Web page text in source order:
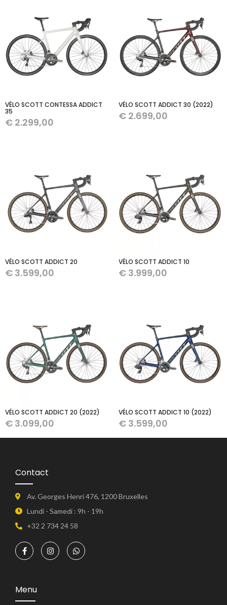
VÉLO SCOTT CONTESSA ADDICT
35
€ 2.299,00
VÉLO SCOTT ADDICT 30 (2022)
€ 2.699,00
VÉLO SCOTT ADDICT 20
€ 3.599,00
VÉLO SCOTT ADDICT 10
€ 3.999,00
VÉLO SCOTT ADDICT 20 (2022)
€ 3.099,00
VÉLO SCOTT ADDICT 10 (2022)
€ 3.599,00
Contact
Av. Georges Henri 476, 1200 Bruxelles
Lundi - Samedi : 9h - 19h
+32 2 734 24 58
Menu